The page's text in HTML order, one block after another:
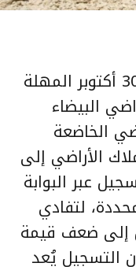
تنتهب اليوم الخميس الموافق 30 أكتوبر المهلة
البيضاء
الخاضعة
الأراضي إلى
عبر البوابة
لتفادي
إلى ضعف قيمة
التسجيل يُعد